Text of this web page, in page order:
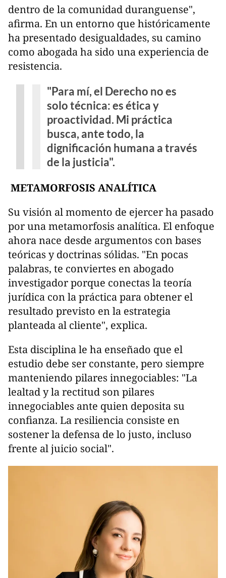
dentro de la comunidad duranguense",
afirma. En un entorno que históricamente
ha presentado desigualdades, su camino
como abogada ha sido una experiencia de
resistencia.
"Para mí, el Derecho no es
solo técnica: es ética y
proactividad. Mi práctica
busca, ante todo, la
dignificación humana a través
de la justicia".
METAMORFOSIS ANALÍTICA
Su visión al momento de ejercer ha pasado
por una metamorfosis analítica. El enfoque
ahora nace desde argumentos con bases
teóricas y doctrinas sólidas. "En pocas
palabras, te conviertes en abogado
investigador porque conectas la teoría
jurídica con la práctica para obtener el
resultado previsto en la estrategia
planteada al cliente", explica.
Esta disciplina le ha enseñado que el
estudio debe ser constante, pero siempre
manteniendo pilares innegociables: "La
lealtad y la rectitud son pilares
innegociables ante quien deposita su
confianza. La resiliencia consiste en
sostener la defensa de lo justo, incluso
frente al juicio social".